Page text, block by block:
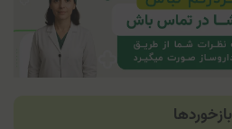
بازخوردها